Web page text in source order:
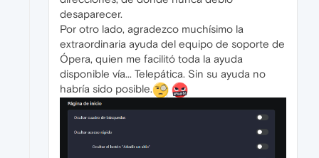
desaparecer.
Por otro lado, agradezco muchísimo la
extraordinaria ayuda del equipo de soporte de
Ópera, quien me facilitó toda la ayuda
disponible vía... Telepática. Sin su ayuda no
habría sido posible.